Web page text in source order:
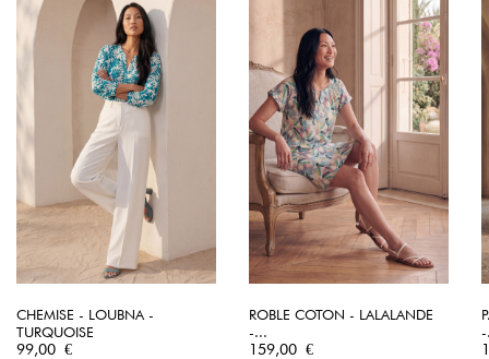
CHEMISE - LOUBNA -
TURQUOISE
Prix
99,00 €
ROBLE COTON - LALALANDE
-...
Prix
159,00 €